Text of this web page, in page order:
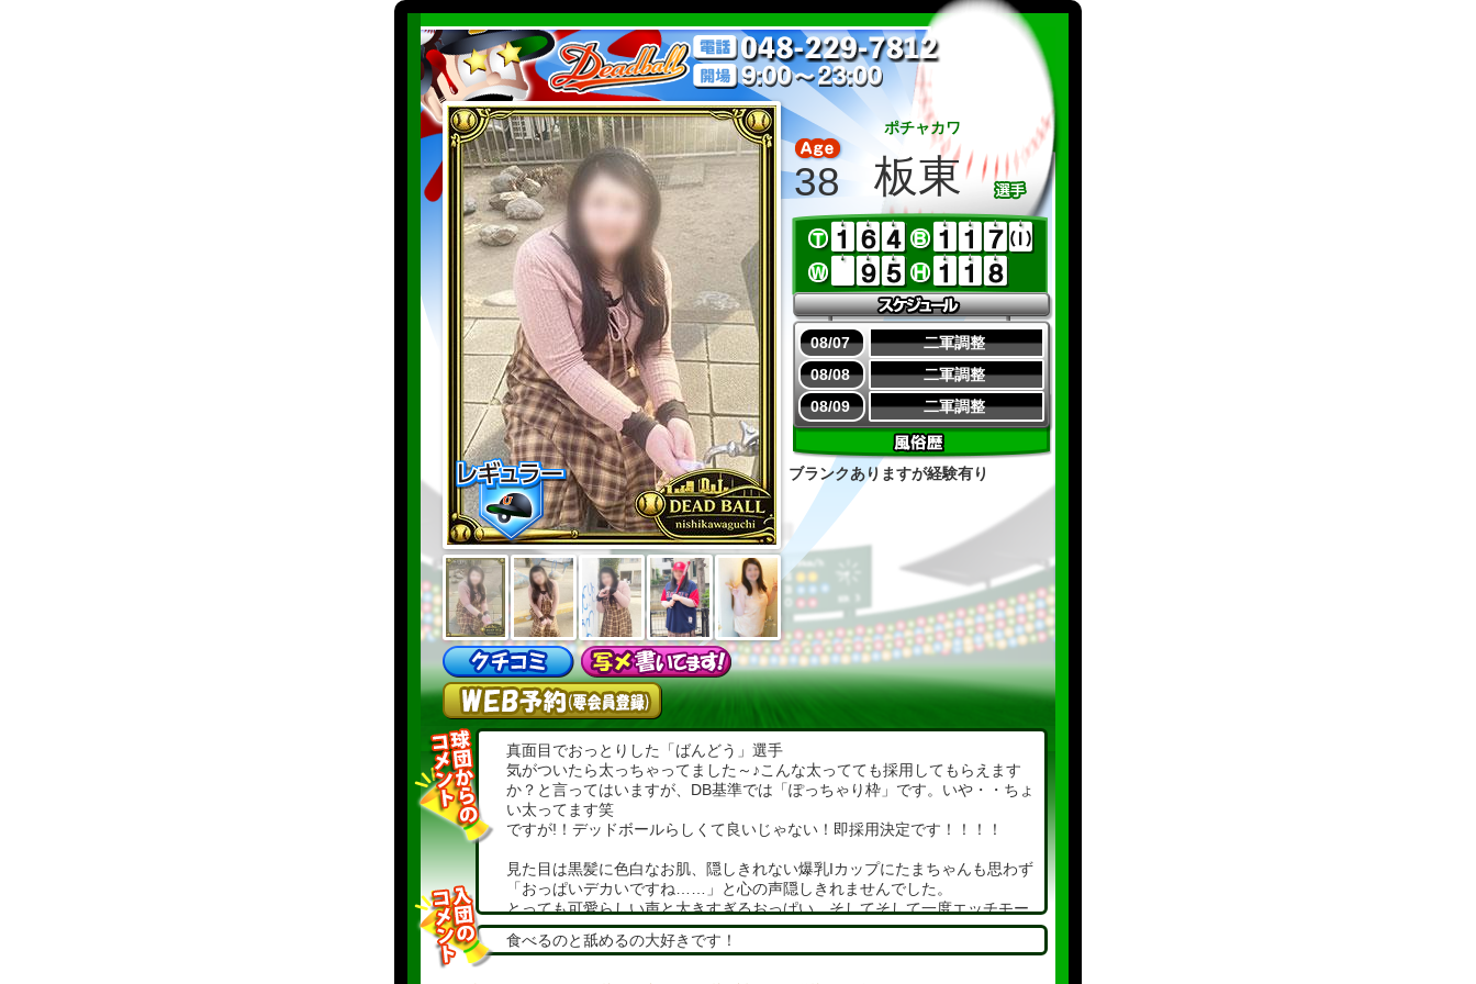
ポチャカワ
38 板東
08/07
二軍調整
08/08
二軍調整
08/09
二軍調整
ブランクありますが経験有り
真面目でおっとりした「ばんどう」選手
気がついたら太っちゃってました～♪こんな太ってても採用してもらえます
か？と言ってはいますが、DB基準では「ぽっちゃり枠」です。いや・・ちょ
い太ってます笑
ですが!！デッドボールらしくて良いじゃない！即採用決定です！！！！
見た目は黒髪に色白なお肌、隠しきれない爆乳Iカップにたまちゃんも思わず
「おっぱいデカいですね……」と心の声隠しきれませんでした。
とっても可愛らしい声と大きすぎるおっぱい。そしてそして一度エッチモー
ドに入るとド変態に大変身！！どれくらいエロく乱れるかは未知数です
が……
食べるのと舐めるの大好きです！